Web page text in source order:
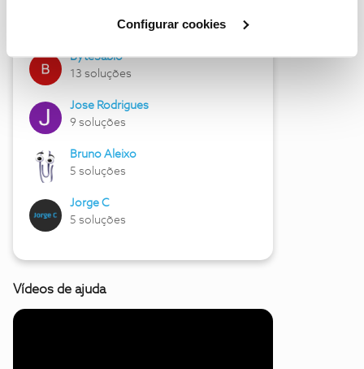
Configurar cookies
17 soluções
ByteSábio
13 soluções
Jose Rodrigues
9 soluções
Bruno Aleixo
5 soluções
Jorge C
5 soluções
Vídeos de ajuda